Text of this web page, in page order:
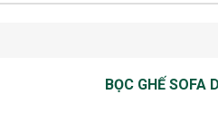
BỌC GHẾ SOFA